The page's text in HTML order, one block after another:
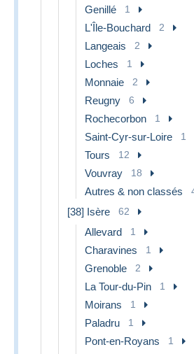
Genillé 1
L'Île-Bouchard 2
Langeais 2
Loches 1
Monnaie 2
Reugny 6
Rochecorbon 1
Saint-Cyr-sur-Loire 1
Tours 12
Vouvray 18
Autres & non classés
[38] Isère 62
Allevard 1
Charavines 1
Grenoble 2
La Tour-du-Pin 1
Moirans 1
Paladru 1
Pont-en-Royans 1